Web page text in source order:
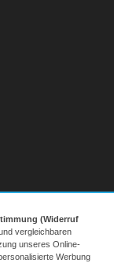
(Widerruf
vergleichbaren
unseres Online-
Werbung